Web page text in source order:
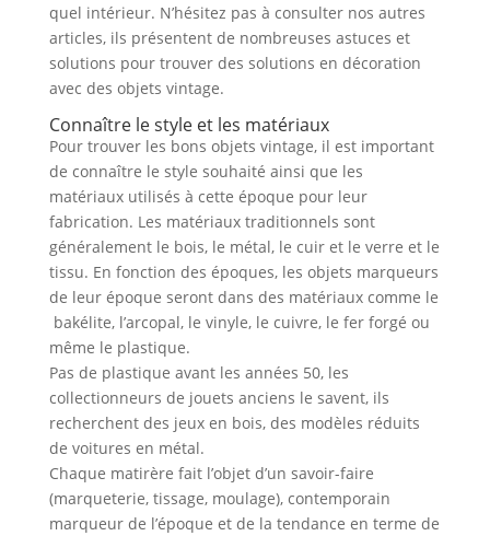
quel intérieur. N’hésitez pas à consulter nos autres
articles, ils présentent de nombreuses astuces et
solutions pour trouver des solutions en décoration
avec des objets vintage.
Connaître le style et les matériaux
Pour trouver les bons objets vintage, il est important
de connaître le style souhaité ainsi que les
matériaux utilisés à cette époque pour leur
fabrication. Les matériaux traditionnels sont
généralement le bois, le métal, le cuir et le verre et le
tissu. En fonction des époques, les objets marqueurs
de leur époque seront dans des matériaux comme le
bakélite, l’arcopal, le vinyle, le cuivre, le fer forgé ou
même le plastique.
Pas de plastique avant les années 50, les
collectionneurs de jouets anciens le savent, ils
recherchent des jeux en bois, des modèles réduits
de voitures en métal.
Chaque matirère fait l’objet d’un savoir-faire
(marqueterie, tissage, moulage), contemporain
marqueur de l’époque et de la tendance en terme de